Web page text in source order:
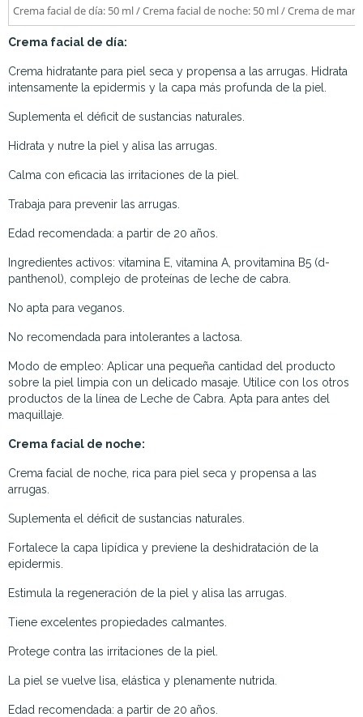
Crema facial de día: 50 ml / Crema facial de noche: 50 ml / Crema de
Crema facial de día:
Crema hidratante para piel seca y propensa a las arrugas. Hidrata
intensamente la epidermis y la capa más profunda de la piel.
Suplementa el déficit de sustancias naturales.
Hidrata y nutre la piel y alisa las arrugas.
Calma con eficacia las irritaciones de la piel.
Trabaja para prevenir las arrugas.
Edad recomendada: a partir de 20 años.
Ingredientes activos: vitamina E, vitamina A, provitamina B5 (d-
panthenol), complejo de proteínas de leche de cabra.
No apta para veganos.
No recomendada para intolerantes a lactosa.
Modo de empleo: Aplicar una pequeña cantidad del producto
sobre la piel limpia con un delicado masaje. Utilice con los otros
productos de la línea de Leche de Cabra. Apta para antes del
maquillaje.
Crema facial de noche:
Crema facial de noche, rica para piel seca y propensa a las
arrugas.
Suplementa el déficit de sustancias naturales.
Fortalece la capa lipídica y previene la deshidratación de la
epidermis.
Estimula la regeneración de la piel y alisa las arrugas.
Tiene excelentes propiedades calmantes.
Protege contra las irritaciones de la piel.
La piel se vuelve lisa, elástica y plenamente nutrida.
Edad recomendada: a partir de 20 años.